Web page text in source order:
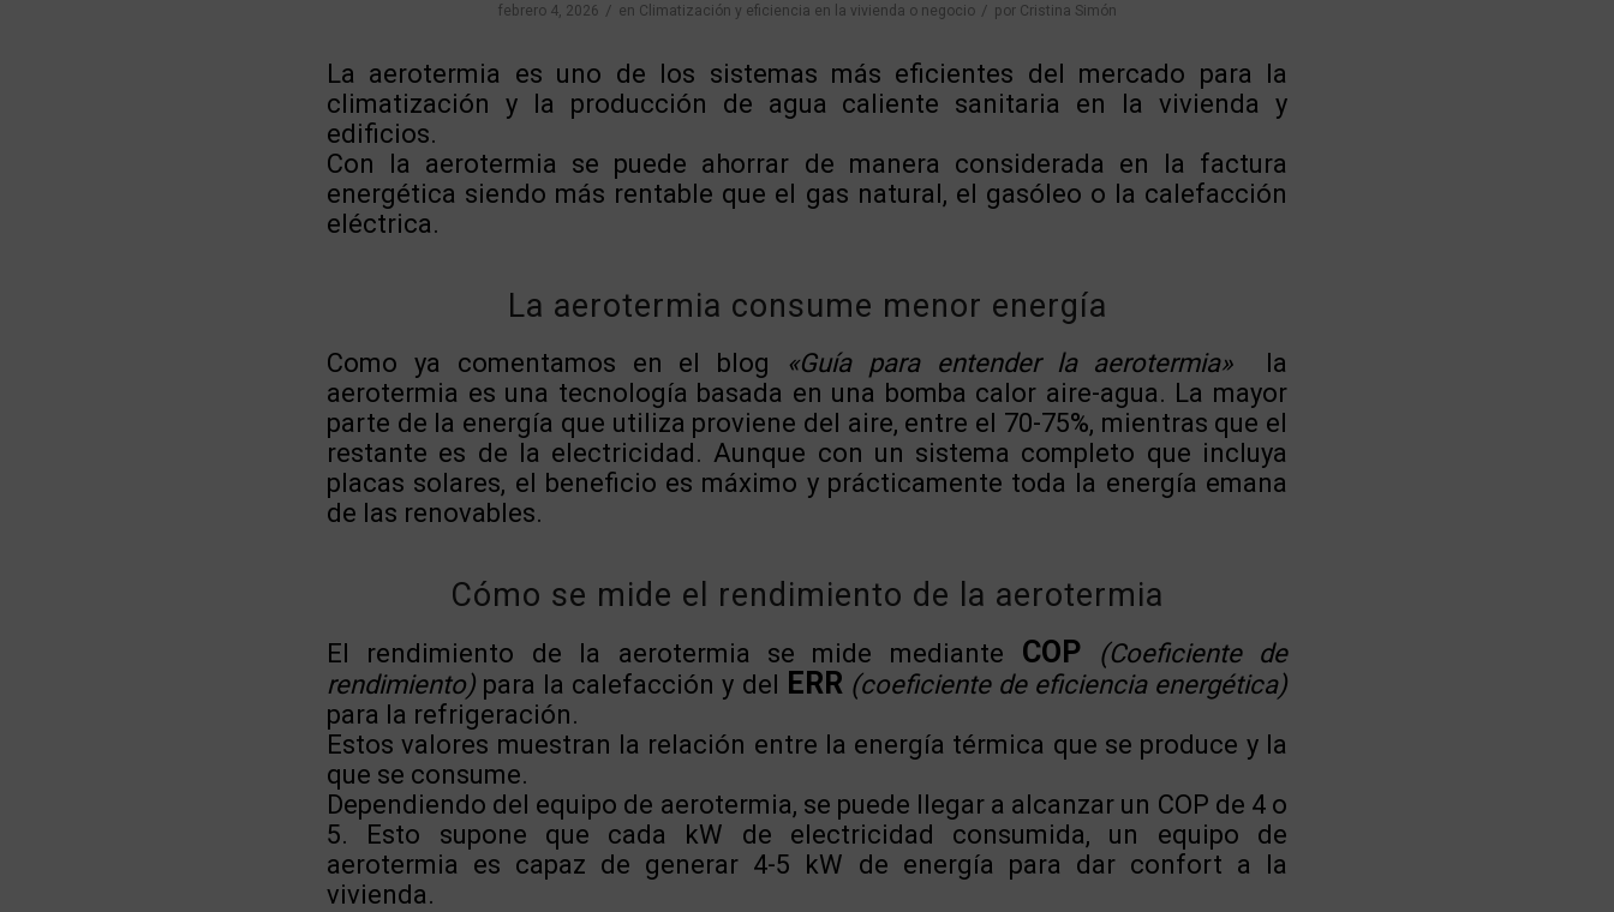
febrero 4, 2026 / en Climatización y eficiencia en la vivienda o negocio / por Cristina Simón
La aerotermia es uno de los sistemas más eficientes del mercado para la
climatización y la producción de agua caliente sanitaria en la vivienda y
edificios.
Con la aerotermia se puede ahorrar de manera considerada en la factura
energética siendo más rentable que el gas natural, el gasóleo o la calefacción
eléctrica.
La aerotermia consume menor energía
Como ya comentamos en el blog «Guía para entender la aerotermia»la
aerotermia es una tecnología basada en una bomba calor aire-agua. La mayor
parte de la energía que utiliza proviene del aire, entre el 70-75%, mientras que el
restante es de la electricidad. Aunque con un sistema completo que incluya
placas solares, el beneficio es máximo y prácticamente toda la energía emana
de las renovables.
Cómo se mide el rendimiento de la aerotermia
El rendimiento de la aerotermia se mide mediante COP
(Coeficiente de
rendimiento) para la calefacción y del ERR (coeficiente de eficiencia energética)
para la refrigeración.
Estos valores muestran la relación entre la energía térmica que se produce y la
que se consume.
Dependiendo del equipo de aerotermia, se puede llegar a alcanzar un COP de 4 o
5. Esto supone que cada kW de electricidad consumida, un equipo de
aerotermia es capaz de generar 4-5 kW de energía para dar confort a la
vivienda.